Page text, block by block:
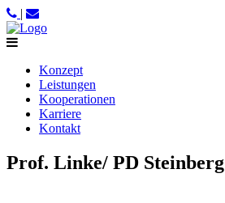
|
Konzept
Leistungen
Kooperationen
Karriere
Kontakt
Prof. Linke/ PD Steinberg